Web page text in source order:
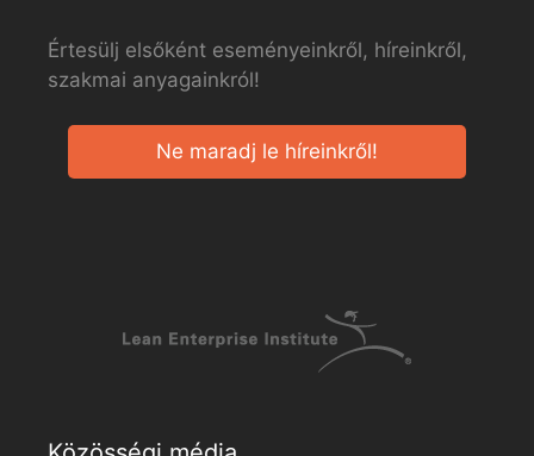
Értesülj elsőként eseményeinkről, híreinkről,
szakmai anyagainkról!
Ne maradj le híreinkről!